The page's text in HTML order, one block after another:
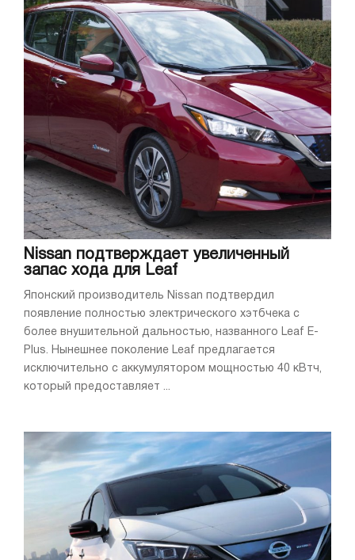
Nissan подтверждает увеличенный
запас хода для Leaf
Японский производитель Nissan подтвердил
появление полностью электрического хэтбчека с
более внушительной дальностью, названного Leaf E-
Plus. Нынешнее поколение Leaf предлагается
исключительно с аккумулятором мощностью 40 кВтч,
который предоставляет ...